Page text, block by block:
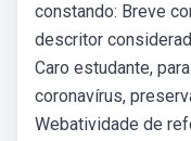
constando: Breve
descritor
Caro estudante,
coronavírus,
Webatividade de